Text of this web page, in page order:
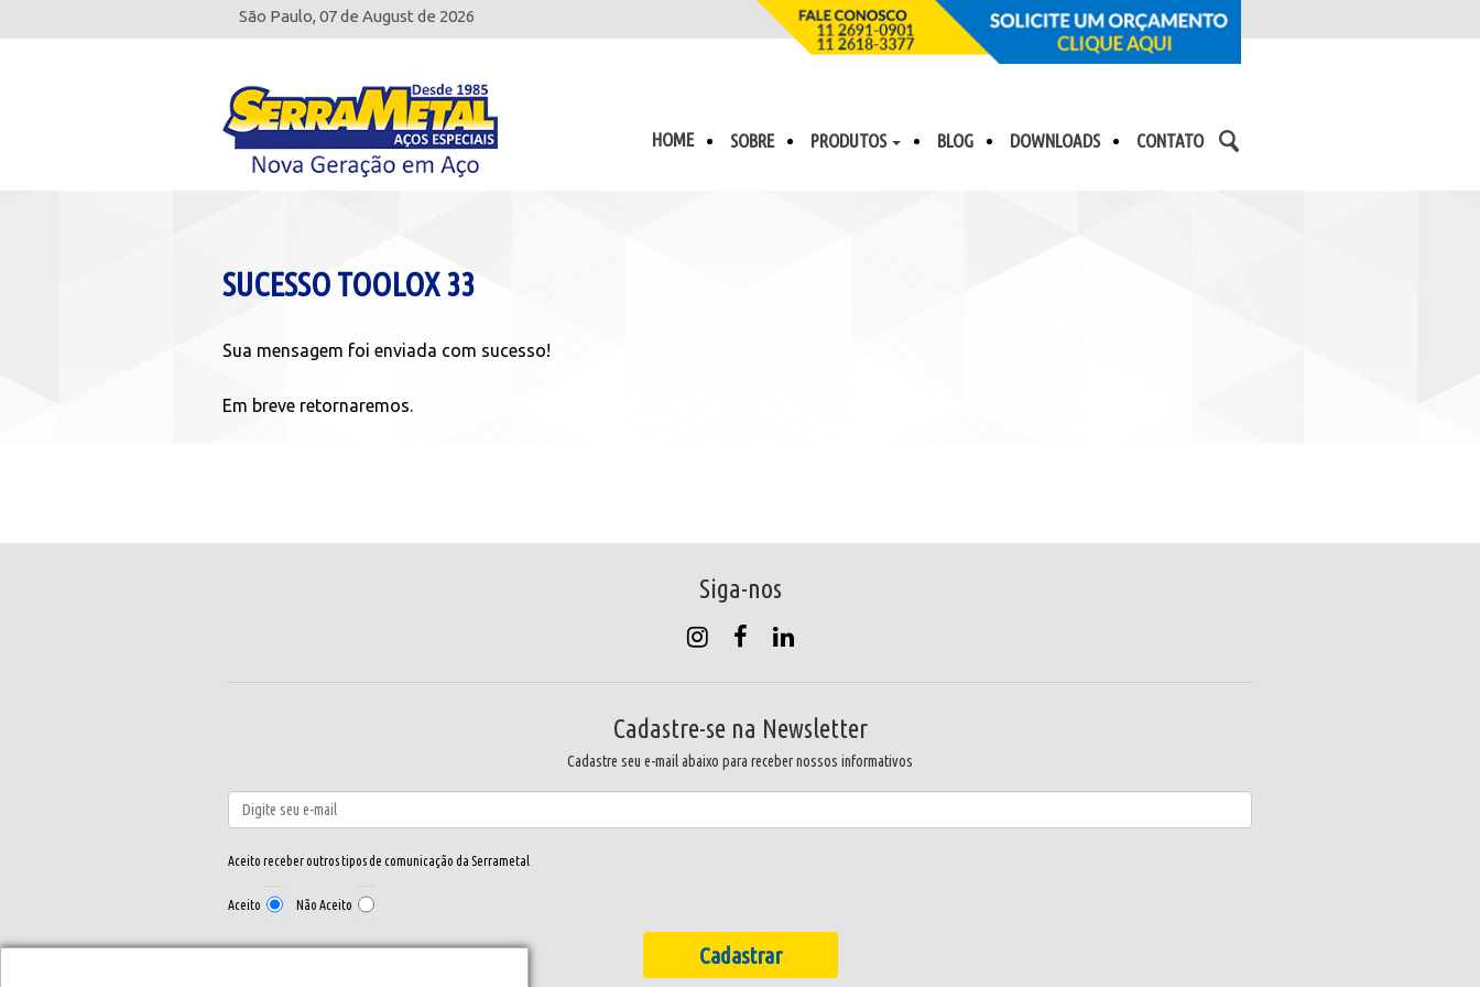
São Paulo, 07 de August de 2026
HOME SOBRE PRODUTOS BLOG DOWNLOADS CONTATO
SUCESSO TOOLOX 33
Sua mensagem foi enviada com sucesso!
Em breve retornaremos.
Siga-nos
Cadastre-se na Newsletter
Cadastre seu e-mail abaixo para receber nossos informativos
Aceito receber outros tipos de comunicação da Serrametal
Aceito Não Aceito